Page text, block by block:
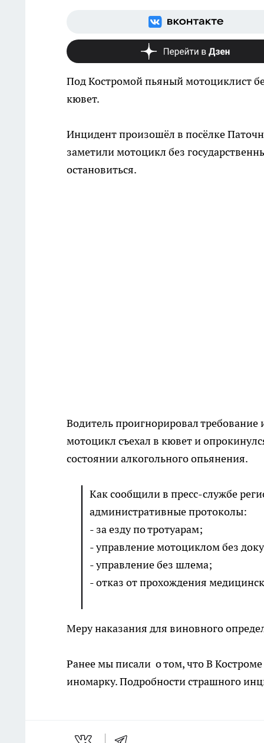
Под Костромой пьяный мотоциклист
кювет.
Инцидент произошёл в посёлке
заметили мотоцикл без
остановиться.
Водитель проигнорировал
мотоцикл съехал в кювет и
состоянии алкогольного опьянения.
Как сообщили в пресс-службе
административные протоколы:
- за езду по тротуарам;
- управление мотоциклом без
- управление без шлема;
- отказ от прохождения
Меру наказания для виновного
Ранее мы писали о том, что В
иномарку. Подробности страшного